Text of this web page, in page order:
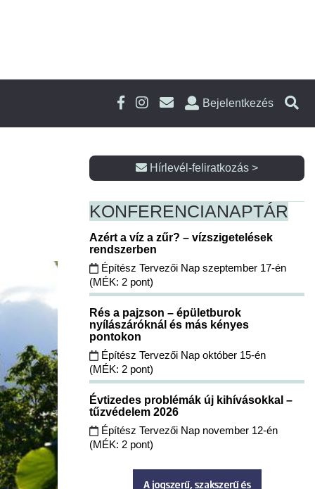
Bejelentkezés
Hírlevél-feliratkozás >
KONFERENCIANAPTÁR
Azért a víz a zűr? – vízszigetelések
rendszerben
Építész Tervezői Nap szeptember 17-én
(MÉK: 2 pont)
Rés a pajzson – épületburok
nyílászáróknál és más kényes
pontokon
Építész Tervezői Nap október 15-én
(MÉK: 2 pont)
Évtizedes problémák új kihívásokkal –
tűzvédelem 2026
Építész Tervezői Nap november 12-én
(MÉK: 2 pont)